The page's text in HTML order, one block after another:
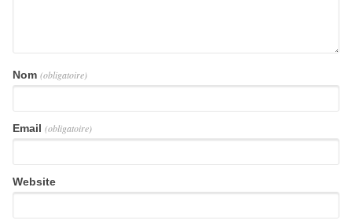
Nom (obligatoire)
Email (obligatoire)
Website